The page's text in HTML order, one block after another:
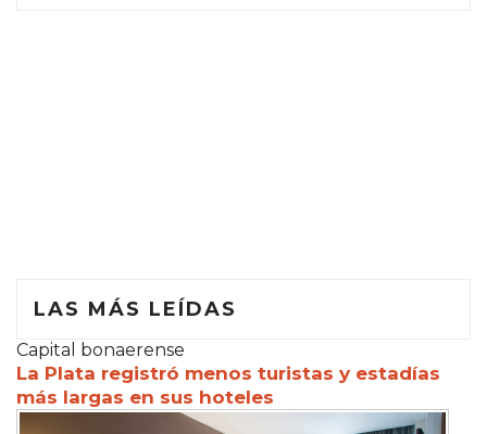
LAS MÁS LEÍDAS
Capital bonaerense
La Plata registró menos turistas y estadías
más largas en sus hoteles